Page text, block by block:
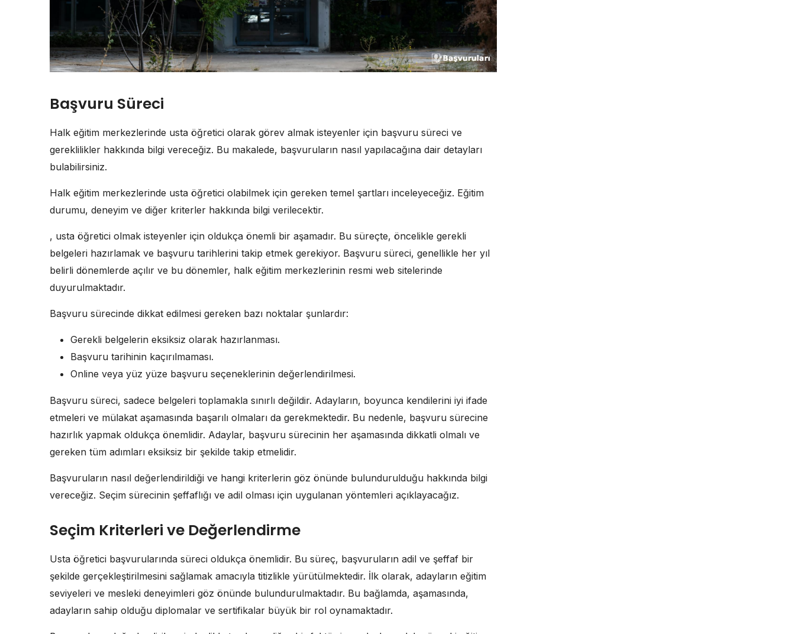
Başvuru Süreci
Halk eğitim merkezlerinde usta öğretici olarak görev almak isteyenler için başvuru süreci ve
gereklilikler hakkında bilgi vereceğiz. Bu makalede, başvuruların nasıl yapılacağına dair detayları
bulabilirsiniz.
Halk eğitim merkezlerinde usta öğretici olabilmek için gereken temel şartları inceleyeceğiz. Eğitim
durumu, deneyim ve diğer kriterler hakkında bilgi verilecektir.
, usta öğretici olmak isteyenler için oldukça önemli bir aşamadır. Bu süreçte, öncelikle gerekli
belgeleri hazırlamak ve başvuru tarihlerini takip etmek gerekiyor. Başvuru süreci, genellikle her yıl
belirli dönemlerde açılır ve bu dönemler, halk eğitim merkezlerinin resmi web sitelerinde
duyurulmaktadır.
Başvuru sürecinde dikkat edilmesi gereken bazı noktalar şunlardır:
Gerekli belgelerin eksiksiz olarak hazırlanması.
Başvuru tarihinin kaçırılmaması.
Online veya yüz yüze başvuru seçeneklerinin değerlendirilmesi.
Başvuru süreci, sadece belgeleri toplamakla sınırlı değildir. Adayların, boyunca kendilerini iyi ifade
etmeleri ve mülakat aşamasında başarılı olmaları da gerekmektedir. Bu nedenle, başvuru sürecine
hazırlık yapmak oldukça önemlidir. Adaylar, başvuru sürecinin her aşamasında dikkatli olmalı ve
gereken tüm adımları eksiksiz bir şekilde takip etmelidir.
Başvuruların nasıl değerlendirildiği ve hangi kriterlerin göz önünde bulundurulduğu hakkında bilgi
vereceğiz. Seçim sürecinin şeffaflığı ve adil olması için uygulanan yöntemleri açıklayacağız.
Seçim Kriterleri ve Değerlendirme
Usta öğretici başvurularında süreci oldukça önemlidir. Bu süreç, başvuruların adil ve şeffaf bir
şekilde gerçekleştirilmesini sağlamak amacıyla titizlikle yürütülmektedir. İlk olarak, adayların eğitim
seviyeleri ve mesleki deneyimleri göz önünde bulundurulmaktadır. Bu bağlamda, aşamasında,
adayların sahip olduğu diplomalar ve sertifikalar büyük bir rol oynamaktadır.